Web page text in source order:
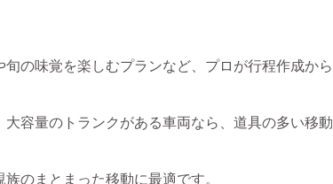
旬の味覚を楽しむプランなど、プロが行程作成から
大容量のトランクがある車両なら、道具の多い移動
族のまとまった移動に最適です。